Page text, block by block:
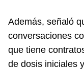
Además, señaló
conversaciones
que tiene
de dosis iniciales